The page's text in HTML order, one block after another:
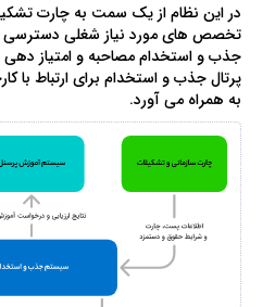
در این نظام از یک سمت به چارت
تخصص های مورد نیاز شغلی دسترسی
جذب و استخدام مصاحبه و امتیاز
پرتال جذب و استخدام برای ارتباط با
به همراه می آورد.